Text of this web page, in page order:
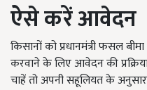
ऐसे करें आवेदन
किसानों को प्रधानमंत्री फसल
करवाने के लिए आवेदन की
चाहें तो अपनी सहूलियत के